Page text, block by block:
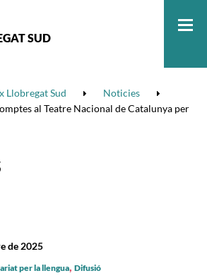
SUD
Llobregat Sud
Noticies
al Teatre Nacional de Catalunya per
de 2025
per la llengua, Difusió